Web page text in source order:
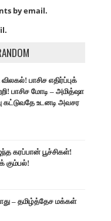
by email.
பாசிச எதிர்ப்புக்
பாசிச மோடி – அமித்ஷா
கட்டுவதே உடனடி அவசர
கரப்பான் பூச்சிகள்!
கும்பல்!
– தமிழ்த்தேச மக்கள்